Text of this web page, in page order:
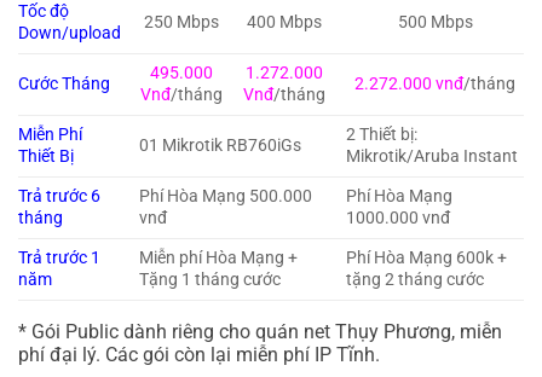
Tốc độ
Down/upload
250 Mbps 400 Mbps 500 Mbps
Cước Tháng
495.000
Vnđ/tháng
1.272.000
Vnđ/tháng
2.272.000 vnđ/tháng
Miễn Phí
Thiết Bị
01 Mikrotik RB760iGs
2 Thiết bị:
Mikrotik/Aruba Instant
Trả trước 6
tháng
Phí Hòa Mạng 500.000
vnđ
Phí Hòa Mạng
1000.000 vnđ
Trả trước 1
năm
Miễn phí Hòa Mạng +
Tặng 1 tháng cước
Phí Hòa Mạng 600k +
tặng 2 tháng cước
* Gói Public dành riêng cho quán net Thụy Phương, miễn
phí đại lý. Các gói còn lại miễn phí IP Tĩnh.